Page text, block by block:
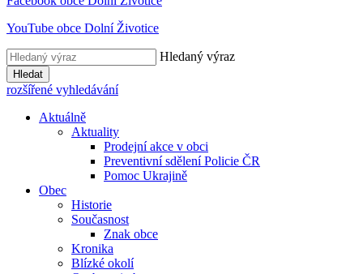
YouTube obce Dolní Životice
Hledaný výraz
Hledat
rozšířené vyhledávání
Aktuálně
Aktuality
Prodejní akce v obci
Preventivní sdělení Policie ČR
Pomoc Ukrajině
Obec
Historie
Současnost
Znak obce
Kronika
Blízké okolí